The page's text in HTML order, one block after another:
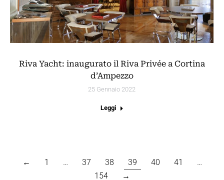
Riva Yacht: inaugurato il Riva Privée a Cortina
d’Ampezzo
25 Gennaio 2022
Leggi
← 1 … 37 38 39 40 41
…
154
→